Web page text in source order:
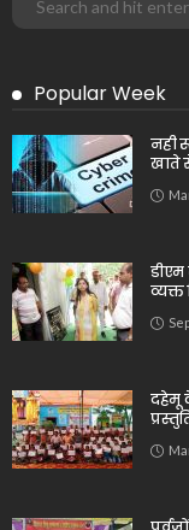
Popular Week
नही
खाते
डीएम
व्यक्त
दहेमू